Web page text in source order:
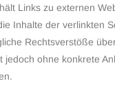
Links zu externen
Inhalte der verlinkten
Rechtsverstöße
jedoch ohne konkrete